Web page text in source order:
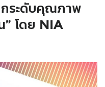
กระดับคุณภาพ
” โดย NIA